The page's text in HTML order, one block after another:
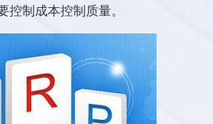
制成本控制质量。